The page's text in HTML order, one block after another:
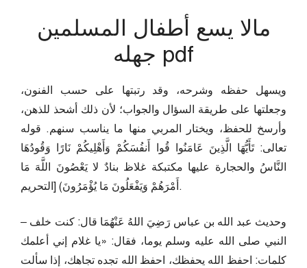
مالا يسع أطفال المسلمين
جهله pdf
ويسهل حفظه وشرحه، وقد رتبتها على حسب الفنون،
وجعلتها على طريقة السؤال والجواب؛ لأن ذلك أشحذ للذهن،
وأرسخ للحفظ، ويختار المربي منها ما يناسب سنهم. قوله
تعالى: تَأَيُّهَا الَّذِينَ عَامَنُوا قُوا أَنفُسَكُمْ وَأَهْلِيكُمْ نَارًا وَقُودُهَا
النَّاسُ والحجارة عليها مكتبكة غلاظ بنادٌ لا يَعْصُونَ اللَّهَ مَا
أَمْرَهُمْ وَيَفْعَلُونَ مَا يُؤْمَرُونَ) [التحريم.
– وحديث عبد الله بن عباس رَضِيَ اللهُ عَنْهُمَا قال: كنت خلف
النبي صلى الله عليه وسلم يوما، فقال: «يا غلام إني أعلمك
كلمات: احفظ الله يحفظك، احفظ الله تجده تجاهك، إذا سألت